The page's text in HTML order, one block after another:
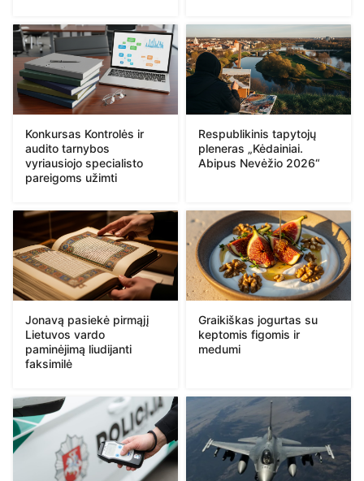
Konkursas Kontrolės ir
audito tarnybos
vyriausiojo specialisto
pareigoms užimti
Respublikinis tapytojų
pleneras „Kėdainiai.
Abipus Nevėžio 2026“
Jonavą pasiekė pirmąjį
Lietuvos vardo
paminėjimą liudijanti
faksimilė
Graikiškas jogurtas su
keptomis figomis ir
medumi